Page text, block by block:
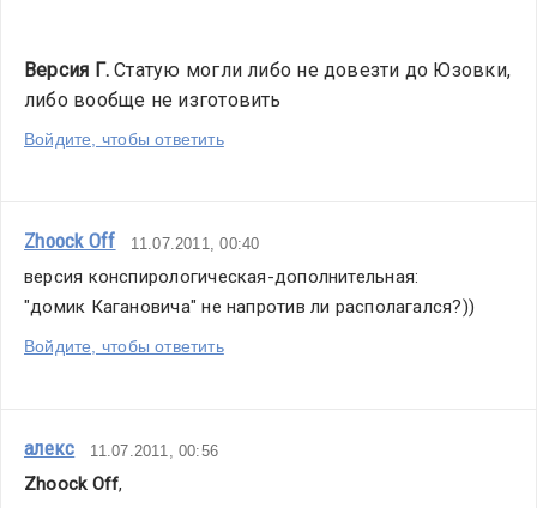
Версия Г. Статую могли либо не довезти до Юзовки,
либо вообще не изготовить
Войдите, чтобы ответить
Zhoock Off 11.07.2011, 00:40
версия конспирологическая-дополнительная:
"домик Кагановича" не напротив ли располагался?))
Войдите, чтобы ответить
алекс 11.07.2011, 00:56
Zhoock Off,